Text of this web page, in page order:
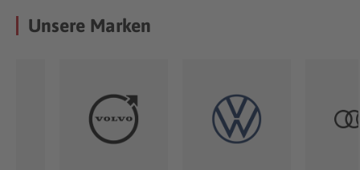
Unsere Marken